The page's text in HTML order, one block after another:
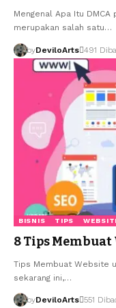
Mengenal Apa Itu
merupakan salah satu…
byDeviloArts 491
BISNIS TIPS
8 Tips
Tips Membuat Website
sekarang ini,…
byDeviloArts 551